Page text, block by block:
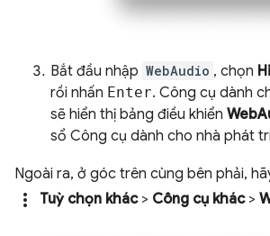
Bắt đầu nhập WebAudio , chọn
rồi nhấn Enter. Công cụ dành
sẽ hiển thị bảng điều khiển
sổ Công cụ dành cho nhà phát
Ngoài ra, ở góc trên cùng bên phải,
more_vert Tuỳ chọn khác> Công cụ khác>